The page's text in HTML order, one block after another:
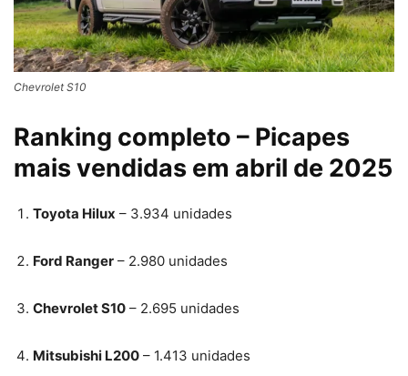
Chevrolet S10
Ranking completo – Picapes
mais vendidas em abril de 2025
Toyota Hilux – 3.934 unidades
Ford Ranger – 2.980 unidades
Chevrolet S10 – 2.695 unidades
Mitsubishi L200 – 1.413 unidades